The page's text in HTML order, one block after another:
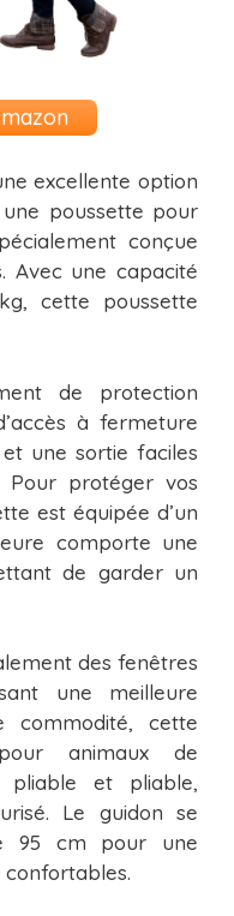
excellente option
poussette pour
conçue
Avec une capacité
cette poussette
de protection
à fermeture
une sortie faciles
protéger vos
est équipée d’un
comporte une
de garder un
des fenêtres
une meilleure
commodité, cette
animaux de
et pliable,
Le guidon se
95 cm pour une